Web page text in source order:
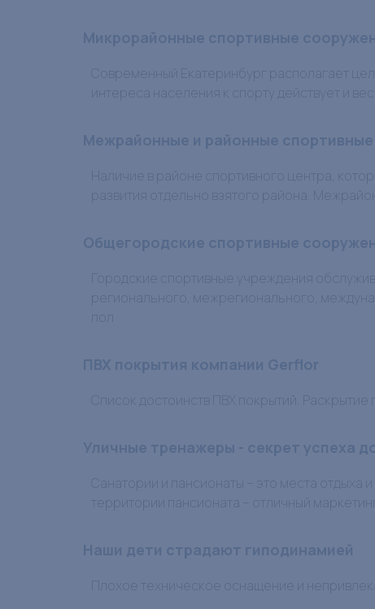
Микрорайонные спортивные
Современный Екатеринбург располагает
интереса населения к спорту действует и
Межрайонные и районные
Наличие в районе спортивного центра,
развития отдельно взятого района.
Общегородские спортивные
Городские спортивные учреждения
регионального, межрегионального,
ПВХ покрытия компании Gerflor
Список достоинств ПВХ покрытий.
Уличные тренажеры - секрет успеха
Санатории и пансионаты – это места
территории пансионата – отличный
Наши дети страдают гиподинамией
Плохое техническое оснащение и